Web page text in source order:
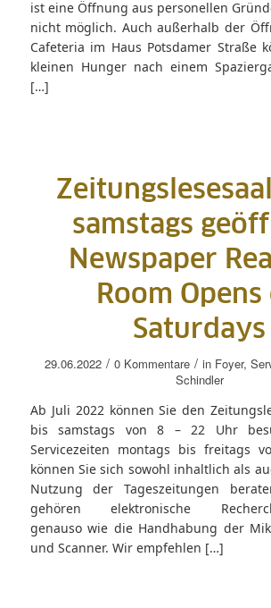
ist eine Öffnung aus personellen
nicht möglich. Auch außerhalb der
Cafeteria im Haus Potsdamer Straße
kleinen Hunger nach einem
[…]
samstags
Newspaper
Room Opens
Saturdays
29.06.2022 / 0 Kommentare / in Foyer,
Schindler
Ab Juli 2022 können Sie den
bis samstags von 8 – 22 Uhr
Servicezeiten montags bis freitags
können Sie sich sowohl inhaltlich als
Nutzung der Tageszeitungen
gehören elektronische
genauso wie die Handhabung der
und Scanner. Wir empfehlen […]